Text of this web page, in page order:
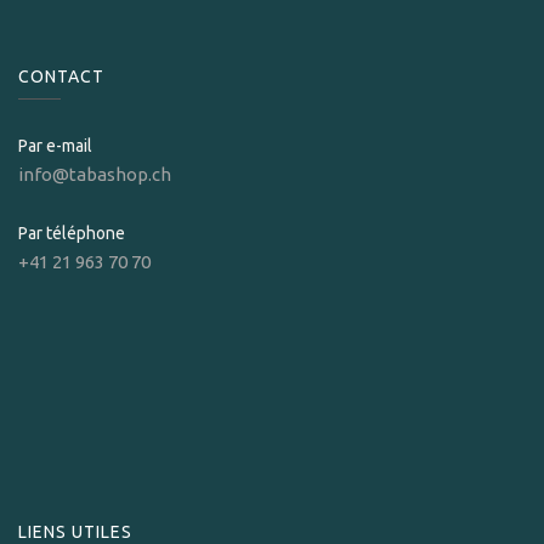
CONTACT
Par e-mail
info@tabashop.ch
Par téléphone
+41 21 963 70 70
LIENS UTILES